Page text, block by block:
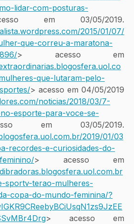
lidar-com-posturas-
em 03/05/2019.
2015/01/07/
que-correu-a-maratona-
> acesso em
que-lutaram-pelo-
> acesso em 04/05/2019
noticias/2018/03/7-
esporte-para-voce-se-
em 03/05/2019.
2019/01/03
recordes-e-curiosidades-do-
> acesso em
sportv-terao-mulheres-
copa-do-mundo-feminina/?
> acesso em